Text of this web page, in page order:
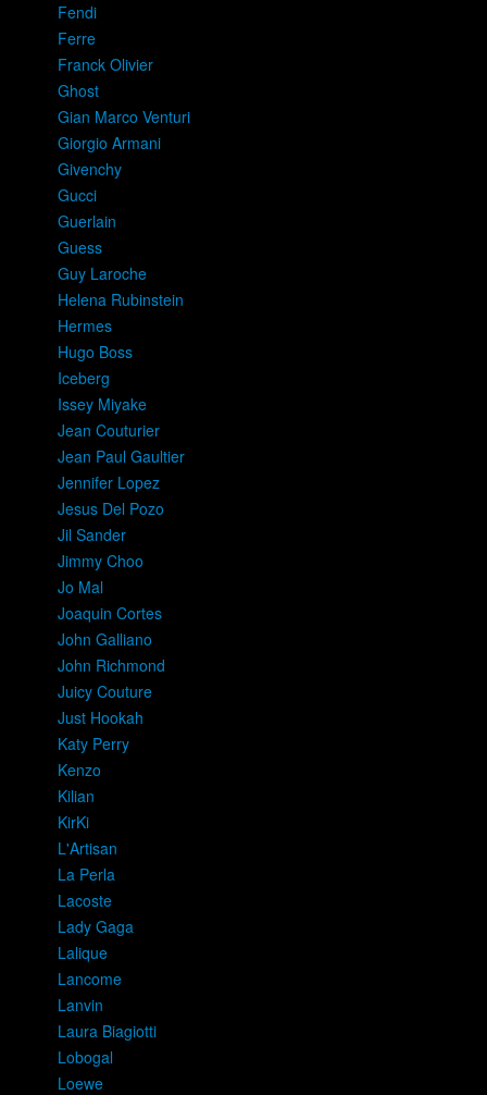
Fendi
Ferre
Franck Olivier
Ghost
Gian Marco Venturi
Giorgio Armani
Givenchy
Gucci
Guerlain
Guess
Guy Laroche
Helena Rubinstein
Hermes
Hugo Boss
Iceberg
Issey Miyake
Jean Couturier
Jean Paul Gaultier
Jennifer Lopez
Jesus Del Pozo
Jil Sander
Jimmy Choo
Jo Mal
Joaquin Cortes
John Galliano
John Richmond
Juicy Couture
Just Hookah
Katy Perry
Kenzo
Kilian
KirKi
L'Artisan
La Perla
Lacoste
Lady Gaga
Lalique
Lancome
Lanvin
Laura Biagiotti
Lobogal
Loewe